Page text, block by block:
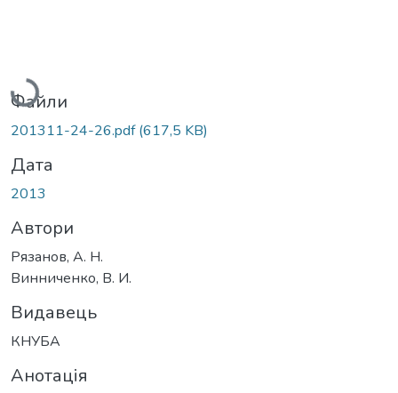
Вантажиться...
Файли
201311-24-26.pdf(617,5 KB)
Дата
2013
Автори
Рязанов, А. Н.
Винниченко, В. И.
Видавець
КНУБА
Анотація